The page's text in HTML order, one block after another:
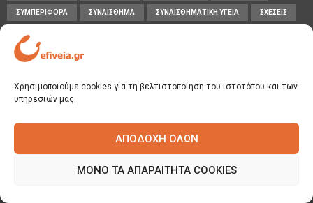
Χρησιμοποιούμε cookies για τη βελτιστοποίηση του ιστοτόπου και των
υπηρεσιών μας.
ΑΠΟΔΟΧΉ ΌΛΩΝ
ΜΌΝΟ ΤΑ ΑΠΑΡΑΊΤΗΤΑ COOKIES
ΣΥΜΠΕΡΙΦΟΡΆ ΣΥΝΑΊΣΘΗΜΑ ΣΥΝΑΙΣΘΗΜΑΤΙΚΉ ΥΓΕΊΑ ΣΧΈΣΕΙΣ
FIND US
INSTAGRAM